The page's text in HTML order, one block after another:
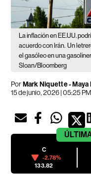
La inflación en EE.UU.
acuerdo con Irán. Un
el gasóleo en una
Sloan/Bloomberg
PorMark Niquette - Maya
15 de junio, 2026 | 05:25 PM
C
-2.78%
133.82